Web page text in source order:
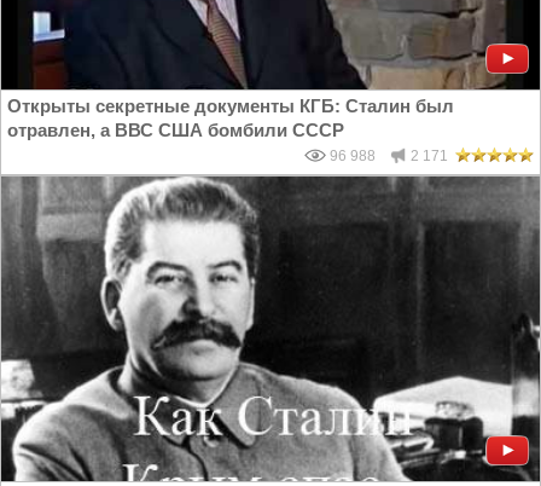
Открыты секретные документы КГБ: Сталин был
отравлен, а ВВС США бомбили СССР
96 988 2 171